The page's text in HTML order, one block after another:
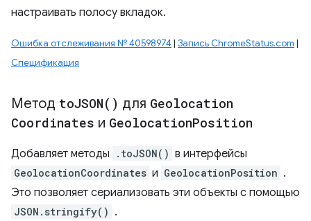
настраивать полосу вкладок.
Ошибка отслеживания № 40598974 | Запись ChromeStatus.com |
Спецификация
Метод toJSON( ) для Geolocation
Coordinates и GeolocationPosition
Добавляет методы .toJSON() в интерфейсы
GeolocationCoordinates и GeolocationPosition .
Это позволяет сериализовать эти объекты с помощью
JSON.stringify() .